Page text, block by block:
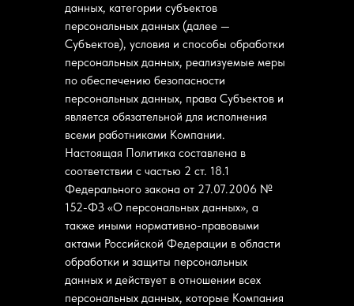
данных, категории субъектов
персональных данных (далее —
Субъектов), условия и способы обработки
персональных данных, реализуемые меры
по обеспечению безопасности
персональных данных, права Субъектов и
является обязательной для исполнения
всеми работниками Компании.
Настоящая Политика составлена в
соответствии с частью 2 ст. 18.1
Федерального закона от 27.07.2006 №
152-ФЗ «О персональных данных», а
также иными нормативно-правовыми
актами Российской Федерации в области
обработки и защиты персональных
данных и действует в отношении всех
персональных данных, которые Компания